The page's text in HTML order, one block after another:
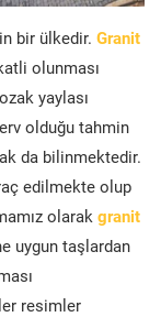
bir ülkedir. Granit
olunması
yaylası
olduğu tahmin
da bilinmektedir.
edilmekte olup
olarak granit
uygun taşlardan
resimler